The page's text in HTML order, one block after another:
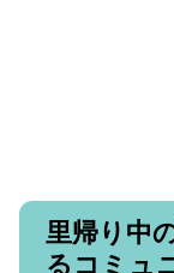
里帰り中
るコミュ